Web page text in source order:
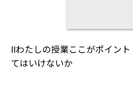
IIわたしの授業ここがポイン
てはいけないか